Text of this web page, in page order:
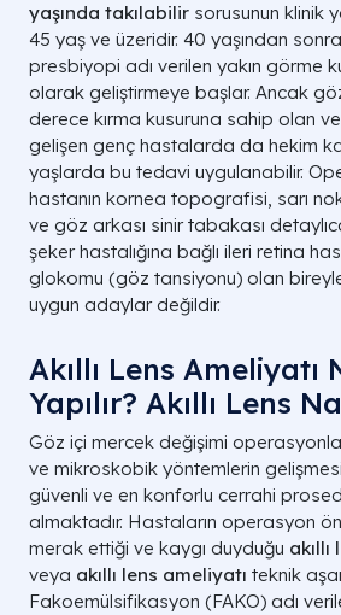
yaşında takılabilir sorusunun klinik
45 yaş ve üzeridir. 40 yaşından
presbiyopi adı verilen yakın görme
olarak geliştirmeye başlar. Ancak
derece kırma kusuruna sahip olan
gelişen genç hastalarda da hekim
yaşlarda bu tedavi uygulanabilir.
hastanın kornea topografisi, sarı
ve göz arkası sinir tabakası
şeker hastalığına bağlı ileri retina
glokomu (göz tansiyonu) olan
uygun adaylar değildir.
Akıllı Lens Ameliyatı
Yapılır? Akıllı Lens
Göz içi mercek değişimi
ve mikroskobik yöntemlerin
güvenli ve en konforlu cerrahi
almaktadır. Hastaların operasyon
merak ettiği ve kaygı duyduğu akıllı
veya akıllı lens ameliyatı teknik
Fakoemülsifikasyon (FAKO) adı